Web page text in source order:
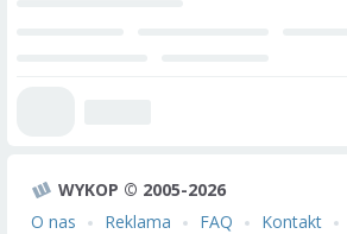
WYKOP © 2005-2026
O nas
Reklama FAQ Kontakt